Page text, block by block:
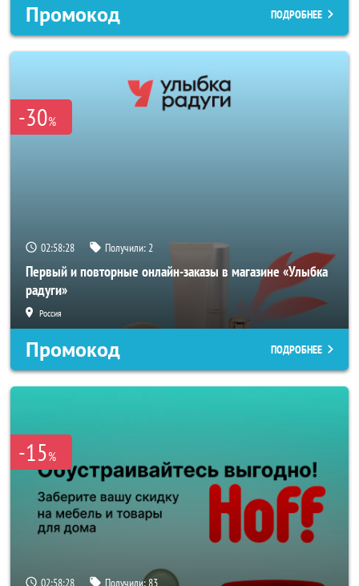
Промокод ПОДРОБНЕЕ
-30%
02:58:27 Получили:2
Первый и повторные онлайн-заказы в магазине «Улыбка
радуги»
Россия
Промокод ПОДРОБНЕЕ
-15%
02:58:27 Получили:83